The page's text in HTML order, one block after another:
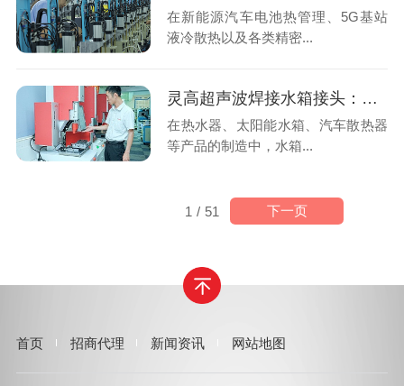
在新能源汽车电池热管理、5G基站
液冷散热以及各类精密...
灵高超声波焊接水箱接头：告别漏水隐患，高效密封的工业革命
在热水器、太阳能水箱、汽车散热器
等产品的制造中，水箱...
1 / 51 下一页
首页 招商代理 新闻资讯 网站地图